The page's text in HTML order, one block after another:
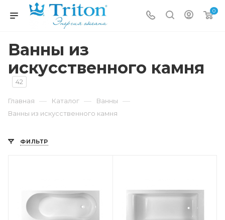
0
Ванны из
искусственного камня
42
Главная — Каталог — Ванны —
Ванны из искусственного камня
ФИЛЬТР